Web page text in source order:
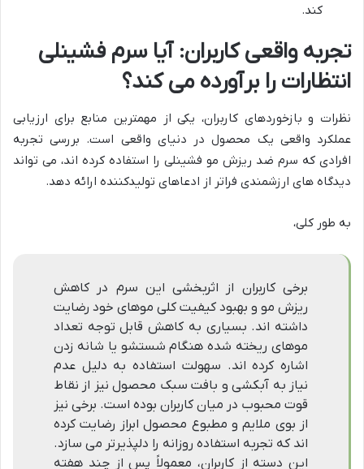
کند.
تجربه واقعی کاربران: آیا سرم فشینلی
انتظارات را برآورده می کند؟
نظرات و بازخوردهای کاربران، یکی از مهمترین منابع برای ارزیابی
عملکرد واقعی یک محصول در دنیای واقعی است. بررسی تجربه
افرادی که سرم ضد ریزش مو فشینلی را استفاده کرده اند، می تواند
دیدگاه های ارزشمندی فراتر از ادعاهای تولیدکننده ارائه دهد.
به طور کلی،
برخی کاربران از اثربخشی این سرم در کاهش
ریزش مو و بهبود کیفیت کلی موهای خود رضایت
داشته اند. بسیاری به کاهش قابل توجه تعداد
موهای ریخته شده هنگام شستشو یا شانه زدن
اشاره کرده اند. سهولت استفاده به دلیل عدم
نیاز به آبکشی و بافت سبک محصول نیز از نقاط
قوت محبوب در میان کاربران بوده است. برخی نیز
از بوی ملایم و مطبوع محصول ابراز رضایت کرده
اند که تجربه استفاده روزانه را دلپذیرتر می سازد.
این دسته از کاربران، معمولاً پس از چند هفته